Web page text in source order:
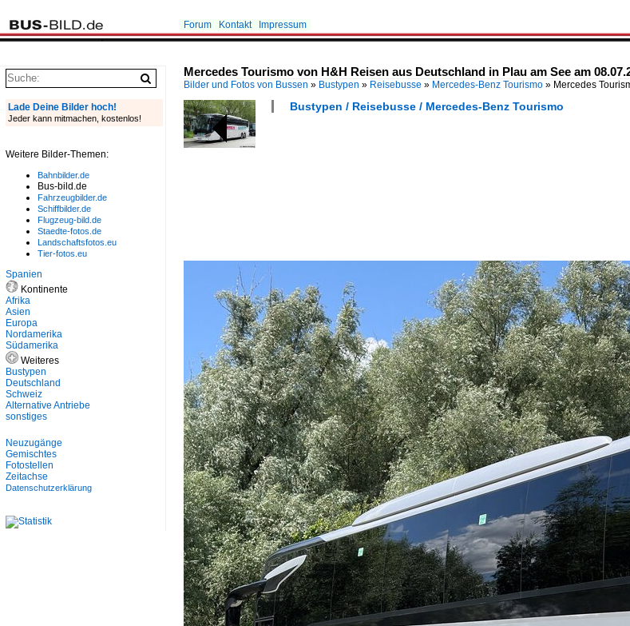
Forum Kontakt Impressum
Mercedes Tourismo von H&H Reisen aus Deutschland in Plau am See am
Bilder und Fotos von Bussen » Bustypen » Reisebusse » Mercedes-Benz Tourismo » Mercedes
Bustypen / Reisebusse / Mercedes-Benz Tourismo
Lade Deine Bilder hoch!
Jeder kann mitmachen, kostenlos!
Weitere Bilder-Themen:
Bahnbilder.de
Bus-bild.de
Fahrzeugbilder.de
Schiffbilder.de
Flugzeug-bild.de
Staedte-fotos.de
Landschaftsfotos.eu
Tier-fotos.eu
Spanien
Kontinente
Afrika
Asien
Europa
Nordamerika
Südamerika
Weiteres
Bustypen
Deutschland
Schweiz
Alternative Antriebe
sonstiges
Neuzugänge
Gemischtes
Fotostellen
Zeitachse
Datenschutzerklärung